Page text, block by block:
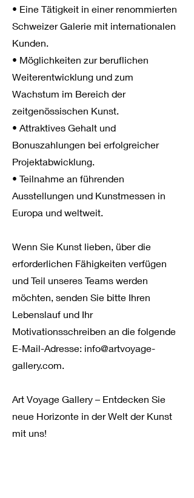
• Eine Tätigkeit in einer renommierten
Schweizer Galerie mit internationalen
Kunden.
• Möglichkeiten zur beruflichen
Weiterentwicklung und zum
Wachstum im Bereich der
zeitgenössischen Kunst.
• Attraktives Gehalt und
Bonuszahlungen bei erfolgreicher
Projektabwicklung.
• Teilnahme an führenden
Ausstellungen und Kunstmessen in
Europa und weltweit.
Wenn Sie Kunst lieben, über die
erforderlichen Fähigkeiten verfügen
und Teil unseres Teams werden
möchten, senden Sie bitte Ihren
Lebenslauf und Ihr
Motivationsschreiben an die folgende
E-Mail-Adresse: info@artvoyage-
gallery.com.
Art Voyage Gallery – Entdecken Sie
neue Horizonte in der Welt der Kunst
mit uns!